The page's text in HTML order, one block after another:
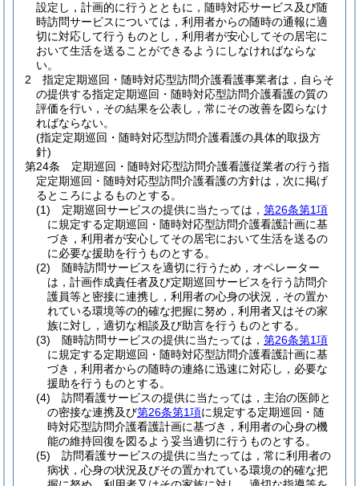
設定し，計画的に行うとともに，随時対応サービス及び随
時訪問サービスについては，利用者からの随時の通報に適
切に対応して行うものとし，利用者が安心してその居宅に
おいて生活を送ることができるようにしなければならな
い。
2
指定定期巡回・随時対応型訪問介護看護事業者は，自らそ
の提供する指定定期巡回・随時対応型訪問介護看護の質の
評価を行い，その結果を公表し，常にその改善を図らなけ
ればならない。
(指定定期巡回・随時対応型訪問介護看護の具体的取扱方
針)
第24条
定期巡回・随時対応型訪問介護看護従業者の行う指
定定期巡回・随時対応型訪問介護看護の方針は，次に掲げ
るところによるものとする。
(1)
定期巡回サービスの提供に当たっては， 第26条第1項
に規定する定期巡回・随時対応型訪問介護看護計画に基
づき，利用者が安心してその居宅において生活を送るの
に必要な援助を行うものとする。
(2)
随時訪問サービスを適切に行うため，オペレーター
は，計画作成責任者及び定期巡回サービスを行う訪問介
護員等と密接に連携し，利用者の心身の状況，その置か
れている環境等の的確な把握に努め，利用者又はその家
族に対し，適切な相談及び助言を行うものとする。
(3)
随時訪問サービスの提供に当たっては， 第26条第1項
に規定する定期巡回・随時対応型訪問介護看護計画に基
づき，利用者からの随時の連絡に迅速に対応し，必要な
援助を行うものとする。
(4)
訪問看護サービスの提供に当たっては，主治の医師と
の密接な連携及び第26条第1項に規定する定期巡回・随
時対応型訪問介護看護計画に基づき，利用者の心身の機
能の維持回復を図るよう妥当適切に行うものとする。
(5)
訪問看護サービスの提供に当たっては，常に利用者の
病状，心身の状況及びその置かれている環境の的確な把